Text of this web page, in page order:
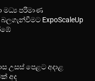
මධ්‍ය පරිමාණ
ExpoScaleUp
උසස් පෙළට අදාළ
අද